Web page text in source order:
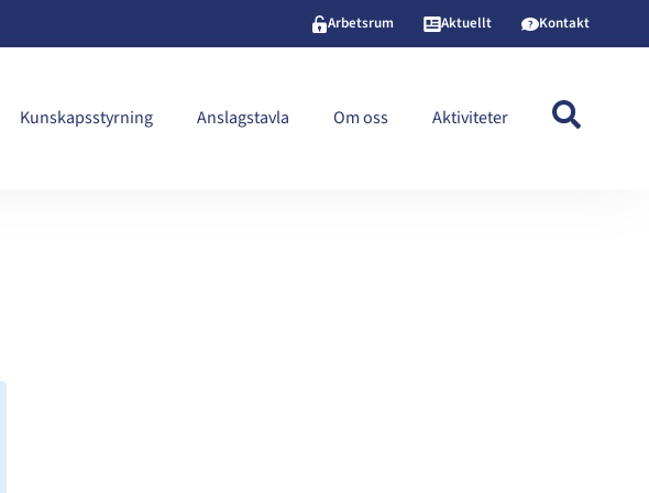
Arbetsrum Aktuellt Kontakt
Kunskapsstyrning Anslagstavla Om oss Aktiviteter